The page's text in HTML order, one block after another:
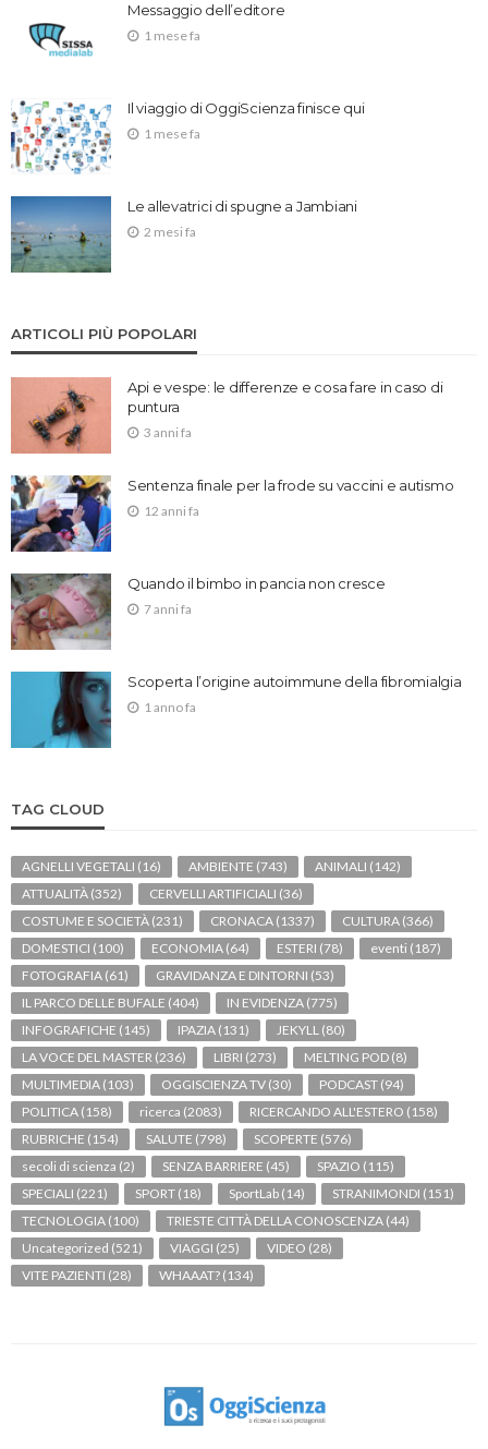
Messaggio dell’editore
1 mese fa
Il viaggio di OggiScienza finisce qui
1 mese fa
Le allevatrici di spugne a Jambiani
2 mesi fa
ARTICOLI PIÙ POPOLARI
Api e vespe: le differenze e cosa fare in caso di
puntura
3 anni fa
Sentenza finale per la frode su vaccini e autismo
12 anni fa
Quando il bimbo in pancia non cresce
7 anni fa
Scoperta l’origine autoimmune della fibromialgia
1 anno fa
TAG CLOUD
AGNELLI VEGETALI (16) AMBIENTE (743) ANIMALI (142)
ATTUALITÀ (352) CERVELLI ARTIFICIALI (36)
COSTUME E SOCIETÀ (231) CRONACA (1337) CULTURA (366)
DOMESTICI (100) ECONOMIA (64) ESTERI (78) eventi (187)
FOTOGRAFIA (61) GRAVIDANZA E DINTORNI (53)
IL PARCO DELLE BUFALE (404) IN EVIDENZA (775)
INFOGRAFICHE (145) IPAZIA (131) JEKYLL (80)
LA VOCE DEL MASTER (236) LIBRI (273) MELTING POD (8)
MULTIMEDIA (103) OGGISCIENZA TV (30) PODCAST (94)
POLITICA (158) ricerca (2083) RICERCANDO ALL'ESTERO (158)
RUBRICHE (154) SALUTE (798) SCOPERTE (576)
secoli di scienza (2) SENZA BARRIERE (45) SPAZIO (115)
SPECIALI (221) SPORT (18) SportLab (14) STRANIMONDI (151)
TECNOLOGIA (100) TRIESTE CITTÀ DELLA CONOSCENZA (44)
Uncategorized (521) VIAGGI (25) VIDEO (28)
VITE PAZIENTI (28) WHAAAT? (134)